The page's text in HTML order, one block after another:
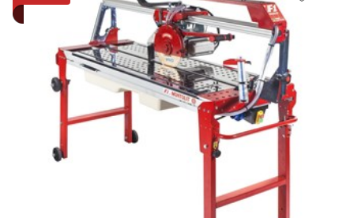
60 kg
65 kg
75 kg
80 kg